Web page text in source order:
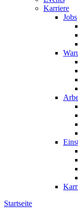
Karriere
Jobs
Startseite